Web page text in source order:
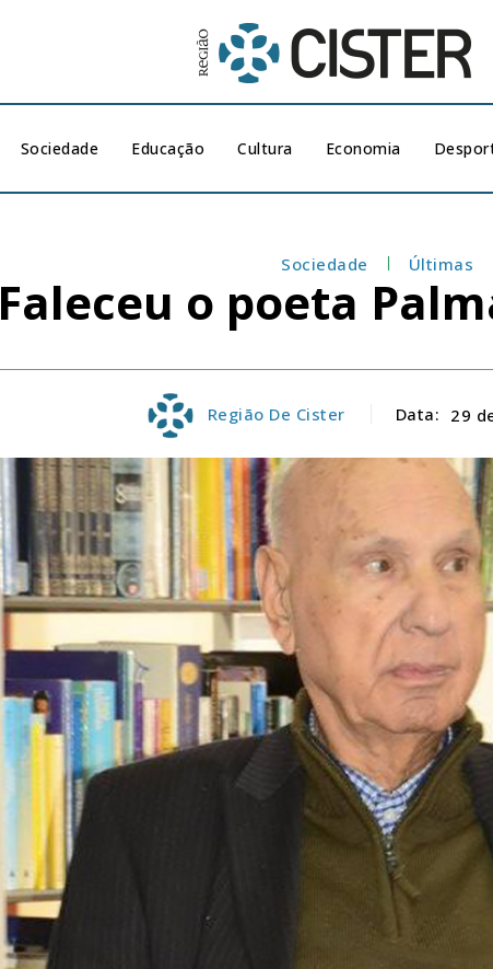
Sociedade Educação Cultura Economia
Sociedade Últimas
Faleceu o poeta
Região De Cister Data: 29